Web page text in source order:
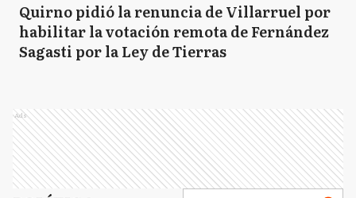
Quirno pidió la renuncia de Villarruel por
habilitar la votación remota de Fernández
Sagasti por la Ley de Tierras
Ads